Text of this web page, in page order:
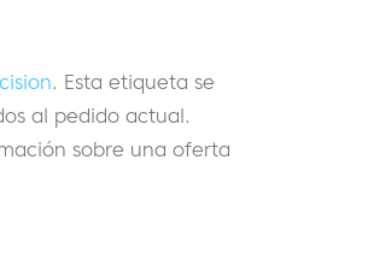
. Esta etiqueta se
al pedido actual.
sobre una oferta